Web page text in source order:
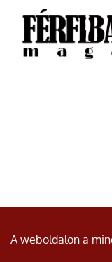
© Minden jog
A weboldalon a